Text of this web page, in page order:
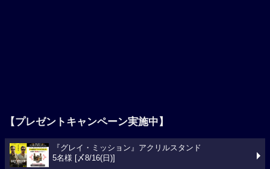
【プレゼントキャンペーン実施中】
『グレイ・ミッション』アクリルスタンド
5名様 [〆8/16(日)]